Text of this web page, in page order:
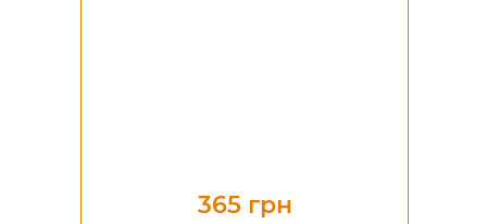
365 грн